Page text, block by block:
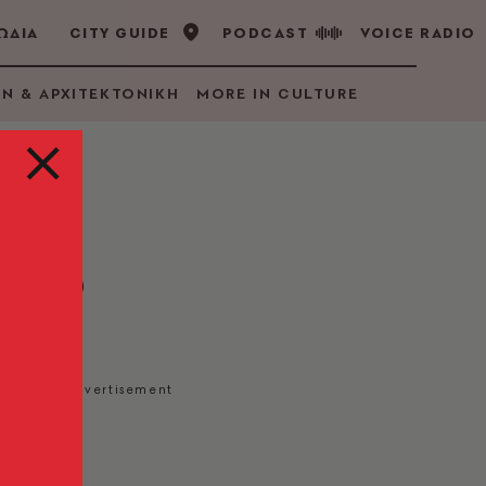
CITY GUIDE PODCAST VOICE RADIO
& ΑΡΧΙΤΕΚΤΟΝΙΚΗ MORE IN CULTURE